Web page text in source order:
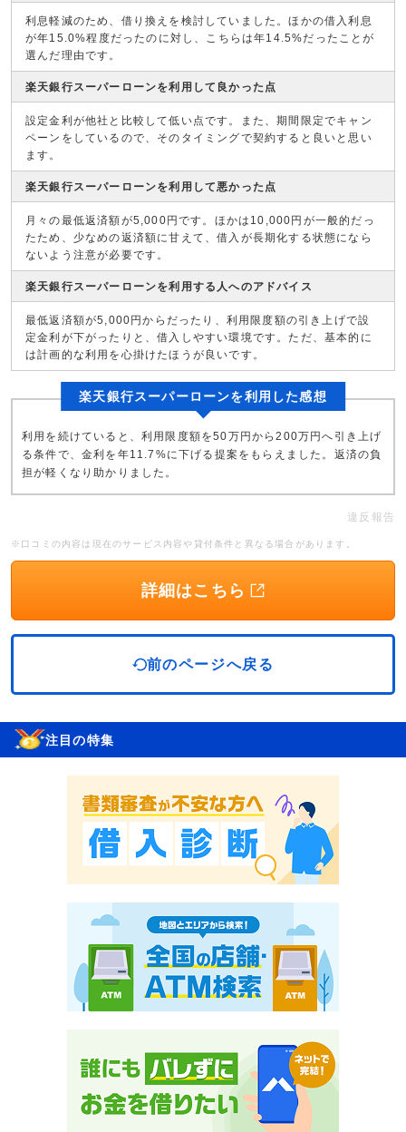
利息軽減のため、借り換えを検討していました。ほかの借入利息
が年15.0%程度だったのに対し、こちらは年14.5%だったことが
選んだ理由です。
楽天銀行スーパーローンを利用して良かった点
設定金利が他社と比較して低い点です。また、期間限定でキャン
ペーンをしているので、そのタイミングで契約すると良いと思い
ます。
楽天銀行スーパーローンを利用して悪かった点
月々の最低返済額が5,000円です。ほかは10,000円が一般的だっ
たため、少なめの返済額に甘えて、借入が長期化する状態になら
ないよう注意が必要です。
楽天銀行スーパーローンを利用する人へのアドバイス
最低返済額が5,000円からだったり、利用限度額の引き上げで設
定金利が下がったりと、借入しやすい環境です。ただ、基本的に
は計画的な利用を心掛けたほうが良いです。
楽天銀行スーパーローンを利用した感想
利用を続けていると、利用限度額を50万円から200万円へ引き上げ
る条件で、金利を年11.7%に下げる提案をもらえました。返済の負
担が軽くなり助かりました。
違反報告
※口コミの内容は現在のサービス内容や貸付条件と異なる場合があります。
詳細はこちら
前のページへ戻る
注目の特集